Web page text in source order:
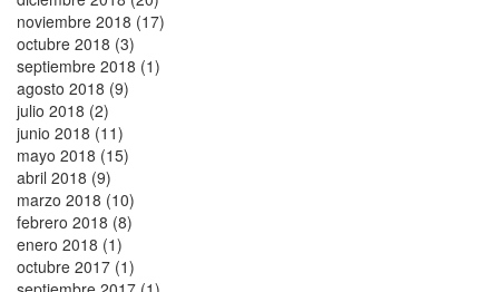
noviembre 2018 (17)
octubre 2018 (3)
septiembre 2018 (1)
agosto 2018 (9)
julio 2018 (2)
junio 2018 (11)
mayo 2018 (15)
abril 2018 (9)
marzo 2018 (10)
febrero 2018 (8)
enero 2018 (1)
octubre 2017 (1)